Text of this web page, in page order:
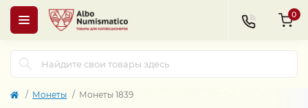
0
Монеты Монеты 1839